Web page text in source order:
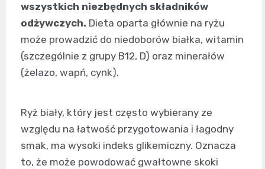
wszystkich niezbędnych składników
odżywczych. Dieta oparta głównie na ryżu
może prowadzić do niedoborów białka, witamin
(szczególnie z grupy B12, D) oraz minerałów
(żelazo, wapń, cynk).
Ryż biały, który jest często wybierany ze
względu na łatwość przygotowania i łagodny
smak, ma wysoki indeks glikemiczny. Oznacza
to, że może powodować gwałtowne skoki